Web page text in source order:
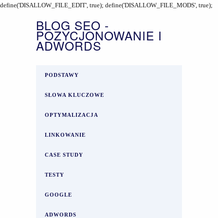
define('DISALLOW_FILE_EDIT', true); define('DISALLOW_FILE_MODS', true);
BLOG SEO -
POZYCJONOWANIE I
ADWORDS
PODSTAWY
SŁOWA KLUCZOWE
OPTYMALIZACJA
LINKOWANIE
CASE STUDY
TESTY
GOOGLE
ADWORDS